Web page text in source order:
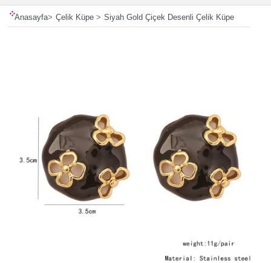
Anasayfa> Çelik Küpe> Siyah Gold Çiçek Desenli Çelik Küpe